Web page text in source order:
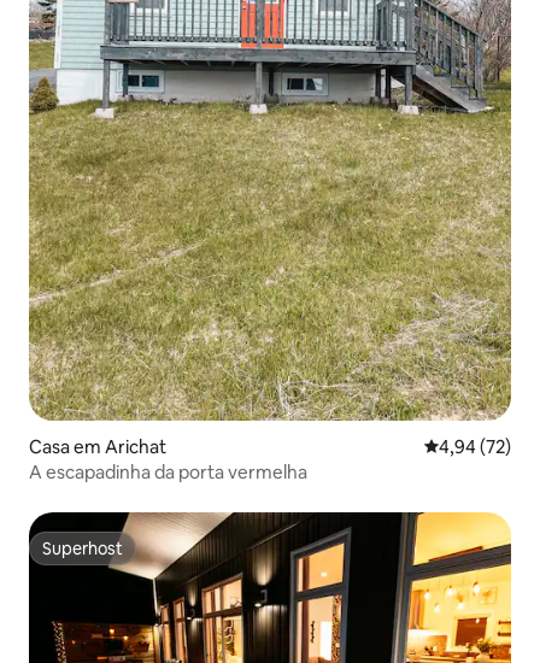
Casa em Arichat Classificação
4,94 (72)
A escapadinha da porta vermelha
Superhost
Superhost